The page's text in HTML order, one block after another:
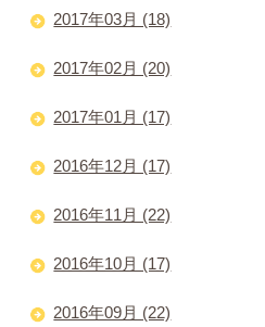
2017年03月 (18)
2017年02月 (20)
2017年01月 (17)
2016年12月 (17)
2016年11月 (22)
2016年10月 (17)
2016年09月 (22)